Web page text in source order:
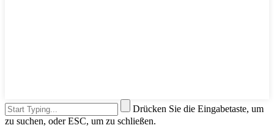
Drücken Sie die Eingabetaste, um
zu suchen, oder ESC, um zu schließen.